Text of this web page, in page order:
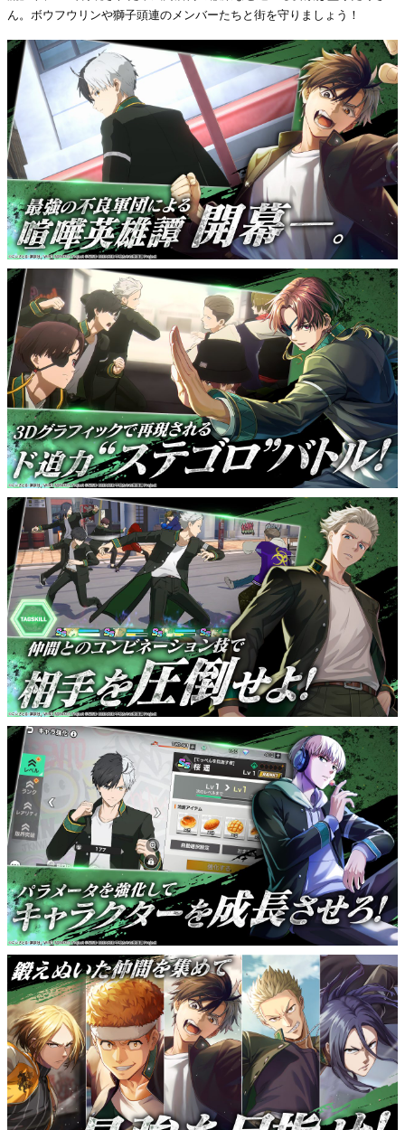
ん。ボウフウリンや獅子頭連のメンバーたちと街を守りましょう！